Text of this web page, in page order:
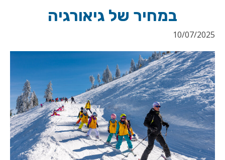
במחיר של גיאורגיה
10/07/2025